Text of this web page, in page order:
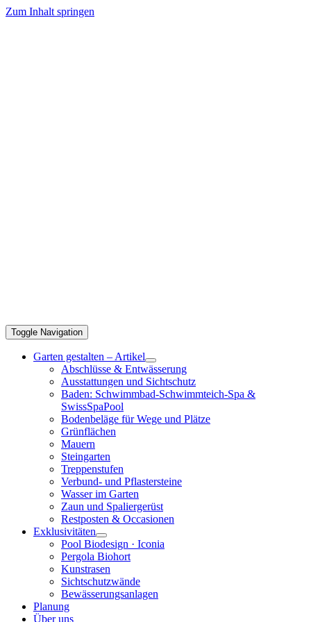
Zum Inhalt springen
Toggle Navigation
Garten gestalten – Artikel
Abschlüsse & Entwässerung
Ausstattungen und Sichtschutz
Baden: Schwimmbad-Schwimmteich-Spa &
SwissSpaPool
Bodenbeläge für Wege und Plätze
Grünflächen
Mauern
Steingarten
Treppenstufen
Verbund- und Pflastersteine
Wasser im Garten
Zaun und Spaliergerüst
Restposten & Occasionen
Exklusivitäten
Pool Biodesign · Iconia
Pergola Biohort
Kunstrasen
Sichtschutzwände
Bewässerungsanlagen
Planung
Über uns